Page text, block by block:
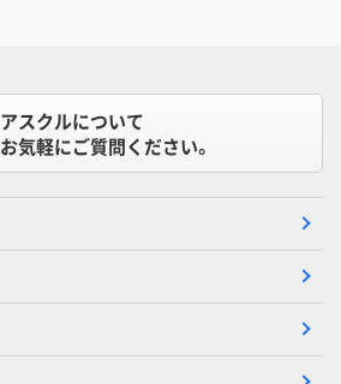
アスクルについて
お気軽にご質問ください。